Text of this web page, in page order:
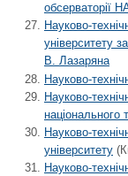
обсерваторії
Науково-
університету
В. Лазаряна
Науково-
Науково-
національного
Науково-
університету
Науково-